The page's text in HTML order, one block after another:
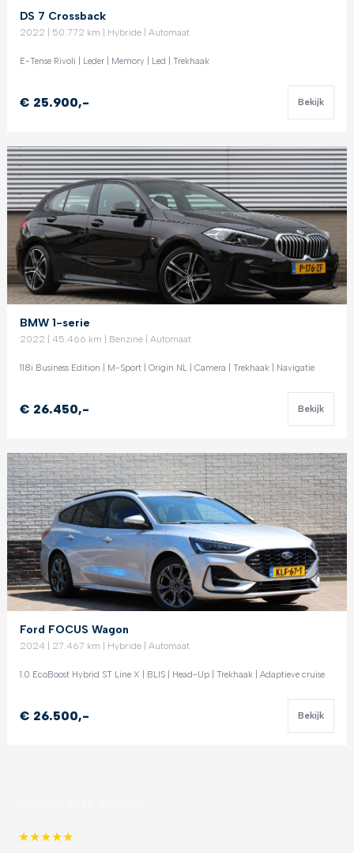
DS 7 Crossback
2022 | 50.772 km | Hybride | Automaat
E-Tense Rivoli | Leder | Memory | Led | Trekhaak
€ 25.900,- Bekijk
BMW 1-serie
2022 | 45.466 km | Benzine | Automaat
118i Business Edition | M-Sport | Origin NL | Camera | Trekhaak | Navigatie
€ 26.450,- Bekijk
Ford FOCUS Wagon
2024 | 27.467 km | Hybride | Automaat
1.0 EcoBoost Hybrid ST Line X | BLIS | Head-Up | Trekhaak | Adaptieve cruise
€ 26.500,- Bekijk
★★★★★